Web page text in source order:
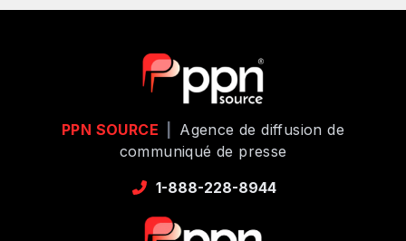
PPN SOURCE
Agence de diffusion de
communiqué de presse
1-888-228-8944